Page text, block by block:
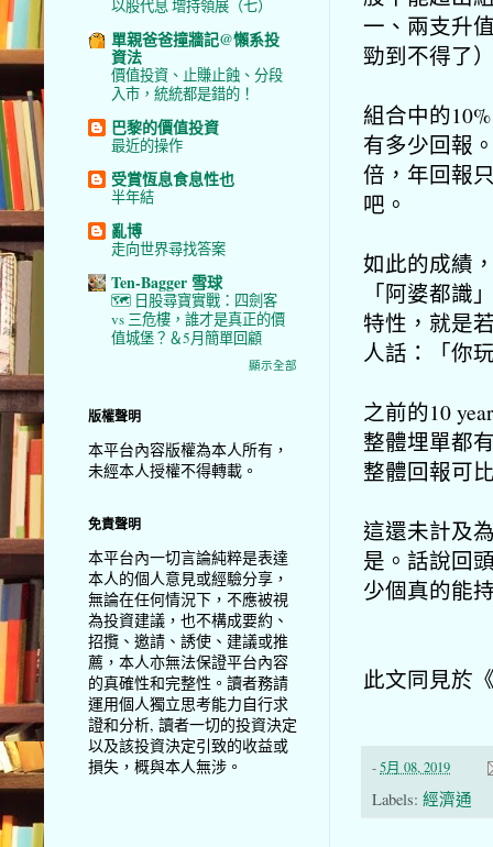
一、兩支升
勁到不得了
組合中的
有多少回報
倍，年回報
吧。
如此的成績
「阿婆都識
特性，就是
人話：「你
之前的10
整體埋單都
整體回報可
這還未計及
是。話說回
少個真的能
此文同見於
-5月 08, 2019
Labels: 經濟通
以股代息 增持領展（七）
單親爸爸撞牆記@懶系投
資法
價值投資、止賺止蝕、分段
入市，統統都是錯的！
巴黎的價值投資
最近的操作
受賞恆息食息性也
半年結
亂博
走向世界尋找答案
Ten-Bagger 雪球
🗺️ 日股尋寶實戰：四劍客
vs 三危樓，誰才是真正的價
值城堡？＆5月簡單回顧
顯示全部
版權聲明
本平台內容版權為本人所有，
未經本人授權不得轉載。
免責聲明
本平台內一切言論純粹是表達
本人的個人意見或經驗分享，
無論在任何情況下，不應被視
為投資建議，也不構成要約、
招攬、邀請、誘使、建議或推
薦，本人亦無法保證平台內容
的真確性和完整性。讀者務請
運用個人獨立思考能力自行求
證和分析, 讀者一切的投資決定
以及該投資決定引致的收益或
損失，概與本人無涉。